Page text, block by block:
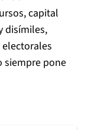
capital
disímiles,
siempre pone